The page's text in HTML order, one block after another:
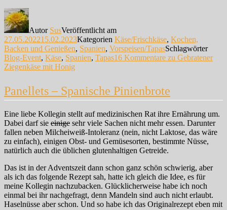
Autor SusVeröffentlicht am
27.05.202215.02.2023Kategorien Käse/Frischkäse, Kochen,
Backen und Genießen, Spanien, Vorspeisen/TapasSchlagwörter
Blog-Event, Käse, Spanien, Tapas16 Kommentare zu Gebratener
Ziegenkäse mit Honig
Panellets – Spanische Pinienbrote
Eine liebe Kollegin stellt auf medizinischen Rat ihre Ernährung um.
Dabei darf sie einige sehr viele Sachen nicht mehr essen. Darunter
fallen neben Milcheiweiß-Intoleranz (nein, nicht Laktose, das wäre
zu einfach), einigen Obst- und Gemüsesorten, bestimmte Nüsse,
natürlich auch die üblichen glutenhaltigen Getreide.
Das ist in der Adventszeit dann schon ganz schön schwierig, aber
als ich das folgende Rezept sah, hatte ich gleich die Idee, es für
meine Kollegin nachzubacken. Glücklicherweise habe ich noch
einmal bei ihr nachgefragt, denn Mandeln sind auch nicht erlaubt.
Haselnüsse aber schon. Und so habe ich das Originalrezept eben mit